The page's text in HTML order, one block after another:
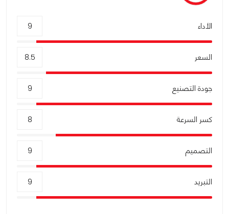
الأداء 9
السعر 8.5
جودة التصنيع 9
كسر السرعة 8
التصميم 9
التبريد 9